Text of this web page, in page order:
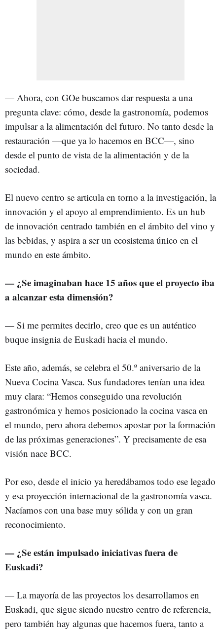
— Ahora, con GOe buscamos dar respuesta a una
pregunta clave: cómo, desde la gastronomía, podemos
impulsar a la alimentación del futuro. No tanto desde la
restauración —que ya lo hacemos en BCC—, sino
desde el punto de vista de la alimentación y de la
sociedad.
El nuevo centro se articula en torno a la investigación, la
innovación y el apoyo al emprendimiento. Es un hub
de innovación centrado también en el ámbito del vino y
las bebidas, y aspira a ser un ecosistema único en el
mundo en este ámbito.
— ¿Se imaginaban hace 15 años que el proyecto iba
a alcanzar esta dimensión?
— Si me permites decirlo, creo que es un auténtico
buque insignia de Euskadi hacia el mundo.
Este año, además, se celebra el 50.º aniversario de la
Nueva Cocina Vasca. Sus fundadores tenían una idea
muy clara: “Hemos conseguido una revolución
gastronómica y hemos posicionado la cocina vasca en
el mundo, pero ahora debemos apostar por la formación
de las próximas generaciones”. Y precisamente de esa
visión nace BCC.
Por eso, desde el inicio ya heredábamos todo ese legado
y esa proyección internacional de la gastronomía vasca.
Nacíamos con una base muy sólida y con un gran
reconocimiento.
— ¿Se están impulsado iniciativas fuera de
Euskadi?
— La mayoría de las proyectos los desarrollamos en
Euskadi, que sigue siendo nuestro centro de referencia,
pero también hay algunas que hacemos fuera, tanto a